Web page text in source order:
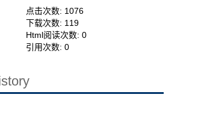
点击次数: 1076
下载次数: 119
Html阅读次数:0
引用次数:0